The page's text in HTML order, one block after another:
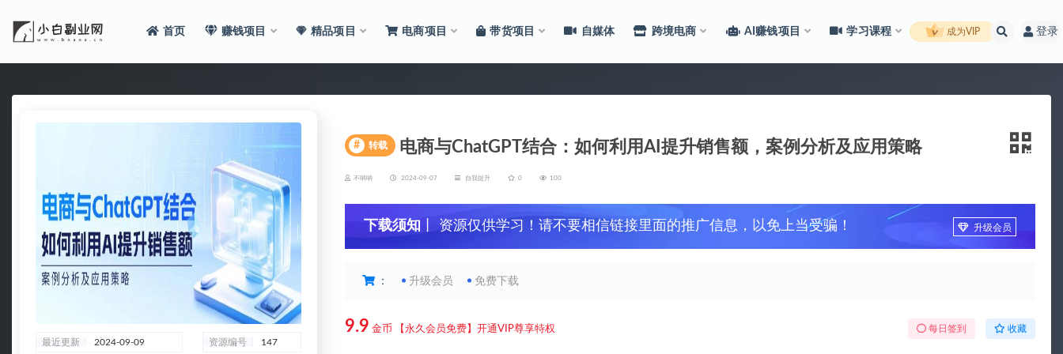
首页 赚钱项目 精品项目 电商项目 带货项目 自媒体 跨境电商 AI赚钱项目 学习课程 成为VIP 登录
最近更新 2024-09-09 资源编号 147
# 转载 电商与ChatGPT结合：如何利用AI提升销售额，案例分析及应用策略
不呐呐 2024-09-07 自我提升 0 100
下载须知 丨 资源仅供学习！请不要相信链接里面的推广信息，以免上当受骗！ 升级会员
： 升级会员 免费下载
9.9 金币 【永久会员免费】开通VIP尊享特权 每日签到 收藏